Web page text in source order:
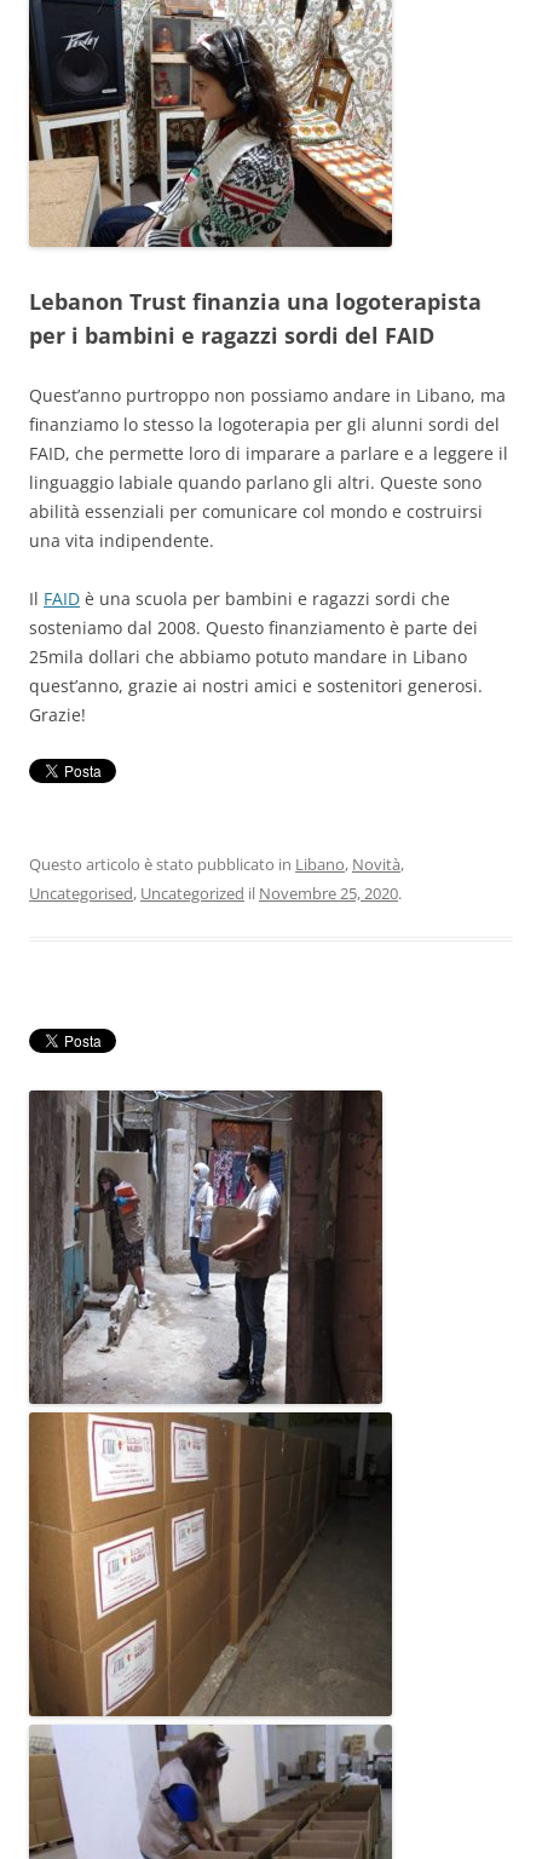
Lebanon Trust finanzia una logoterapista
per i bambini e ragazzi sordi del FAID
Quest’anno purtroppo non possiamo andare in Libano, ma
finanziamo lo stesso la logoterapia per gli alunni sordi del
FAID, che permette loro di imparare a parlare e a leggere il
linguaggio labiale quando parlano gli altri. Queste sono
abilità essenziali per comunicare col mondo e costruirsi
una vita indipendente.
Il FAID è una scuola per bambini e ragazzi sordi che
sosteniamo dal 2008. Questo finanziamento è parte dei
25mila dollari che abbiamo potuto mandare in Libano
quest’anno, grazie ai nostri amici e sostenitori generosi.
Grazie!
Questo articolo è stato pubblicato in Libano, Novità,
Uncategorised, Uncategorized il Novembre 25, 2020.